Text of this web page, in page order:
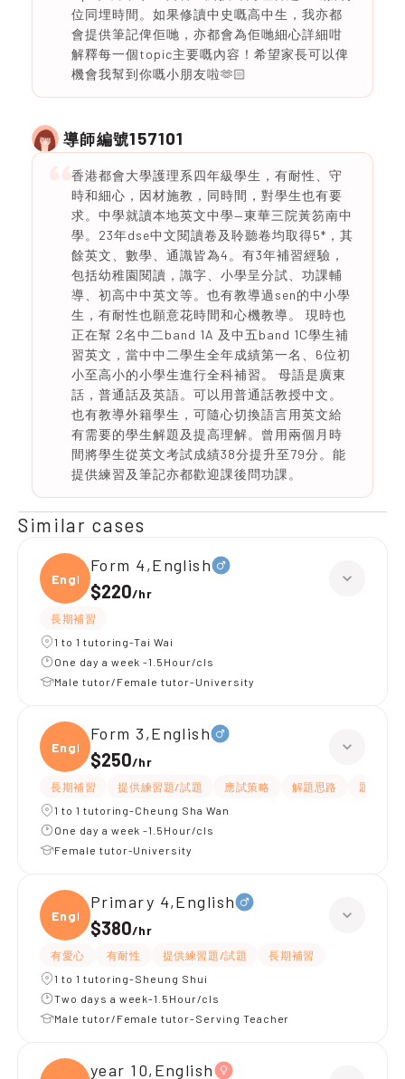
位同埋時間。如果修讀中史嘅高中生，我亦都
會提供筆記俾佢哋，亦都會為佢哋細心詳細咁
解釋每一個topic主要嘅內容！希望家長可以俾
機會我幫到你嘅小朋友啦🫶🏻
導師編號157101
香港都會大學護理系四年級學生，有耐性、守
時和細心，因材施教，同時間，對學生也有要
求。中學就讀本地英文中學—東華三院黃笏南中
學。23年dse中文閱讀卷及聆聽卷均取得5*，其
餘英文、數學、通識皆為4。有3年補習經驗，
包括幼稚園閱讀，識字、小學呈分試、功課輔
導、初高中中英文等。也有教導過sen的中小學
生，有耐性也願意花時間和心機教導。 現時也
正在幫 2名中二band 1A 及中五band 1C學生補
習英文，當中中二學生全年成績第一名、6位初
小至高小的小學生進行全科補習。 母語是廣東
話，普通話及英語。可以用普通話教授中文。
也有教導外籍學生，可隨心切換語言用英文給
有需要的學生解題及提高理解。曾用兩個月時
間將學生從英文考試成績38分提升至79分。能
提供練習及筆記亦都歡迎課後問功課。
Similar cases
Engli
Form 4,English
$220/hr
長期補習
1 to 1 tutoring-Tai Wai
One day a week -1.5Hour/cls
Male tutor/Female tutor-University
Engli
Form 3,English
$250/hr
長期補習 提供練習題/試題 應試策略 解題思路
題目講解
1 to 1 tutoring-Cheung Sha Wan
One day a week -1.5Hour/cls
Female tutor-University
Engli
Primary 4,English
$380/hr
有愛心 有耐性 提供練習題/試題
長期補習
1 to 1 tutoring-Sheung Shui
Two days a week-1.5Hour/cls
Male tutor/Female tutor-Serving Teacher
year 10,English